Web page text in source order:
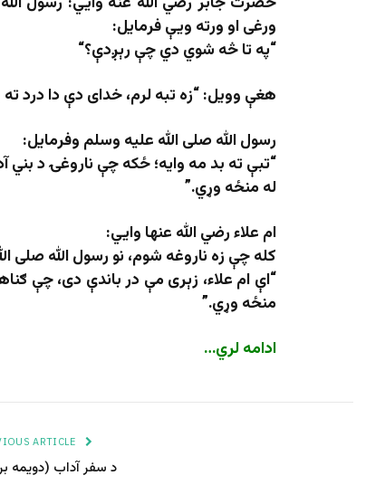
ورغی او ورته ویې فرمایل:
“په تا څه شوي دي چې رېږدې؟“
هغې وویل:“زه تبه لرم، خدای دې دا درد
رسول الله صلی الله علیه وسلم وفرمایل:
“تبې ته بد مه وایه؛ ځکه چې ناروغۍ د بني
له منځه وړي.”
ام علاء رضي الله عنها وايي:
کله چې زه ناروغه شوم، نو رسول الله صلی
“اې ام علاء، زېری مې در باندې دی، چې
منځه وړي.”
ادامه لري…
د سفر آداب (دویمه